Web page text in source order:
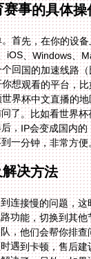
事的具体操
首先，在你的设
iOS、Windows、
个回国的加速线路
想观看的平台，
界杯中文直播的
问了。比如看世界
，IP会变成国内
一分钟，非常方便
决方法
连接慢的问题，
功能，切换到其
，他们会帮你排
遇到卡顿，售后
决了。另外，如